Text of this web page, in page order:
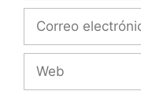
Correo
Web